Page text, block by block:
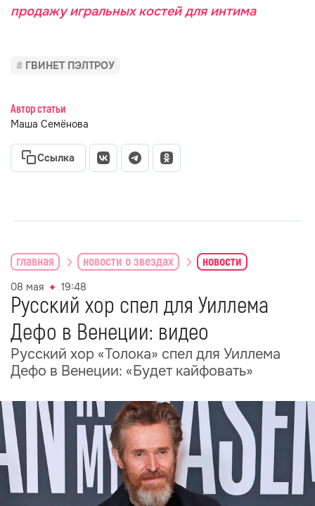
продажу игральных костей для интима
ГВИНЕТ ПЭЛТРОУ
Автор статьи
Маша Семёнова
Ссылка
главная новости о звездах новости
08 мая 19:48
Русский хор спел для Уиллема
Дефо в Венеции: видео
Русский хор «Толока» спел для Уиллема
Дефо в Венеции: «Будет кайфовать»